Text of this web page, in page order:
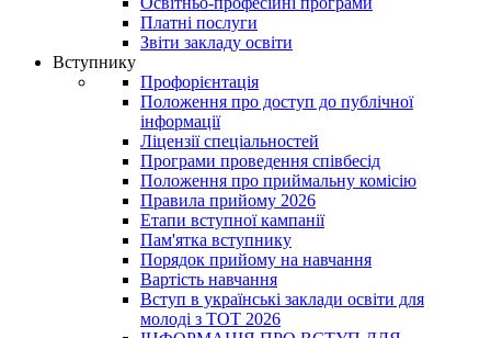
Платні послуги
Звіти закладу освіти
Вступнику
Профорієнтація
Положення про доступ до публічної
інформації
Ліцензії спеціальностей
Програми проведення співбесід
Положення про приймальну комісію
Правила прийому 2026
Етапи вступної кампанії
Пам'ятка вступнику
Порядок прийому на навчання
Вартість навчання
Вступ в українські заклади освіти для
молоді з ТОТ 2026